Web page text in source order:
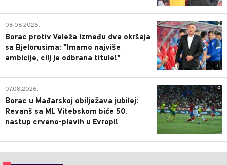
0
08.08.2026.
Borac protiv Veleža između dva okršaja
sa Bjelorusima: "Imamo najviše
ambicije, cilj je odbrana titule!"
0
07.08.2026.
Borac u Mađarskoj obilježava jubilej:
Revanš sa ML Vitebskom biće 50.
nastup crveno-plavih u Evropi!